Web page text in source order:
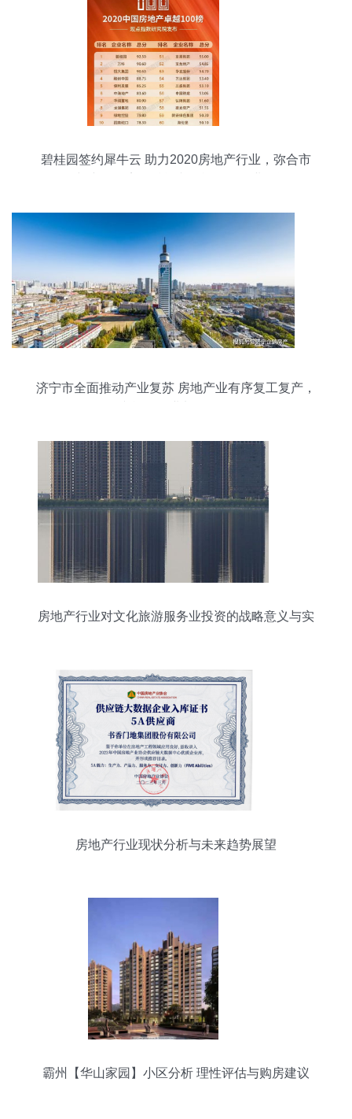
碧桂园签约犀牛云 助力2020房地产行业，弥合市
济宁市全面推动产业复苏 房地产业有序复工复产，
房地产行业对文化旅游服务业投资的战略意义与实
房地产行业现状分析与未来趋势展望
霸州【华山家园】小区分析 理性评估与购房建议